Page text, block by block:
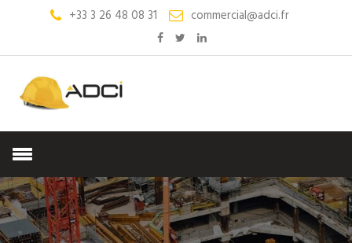
+33 3 26 48 08 31 commercial@adci.fr